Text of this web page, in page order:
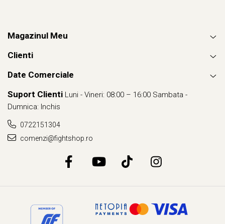
Magazinul Meu
Clienti
Date Comerciale
Suport Clienti Luni - Vineri: 08:00 – 16:00 Sambata -
Dumnica: Inchis
0722151304
comenzi@fightshop.ro